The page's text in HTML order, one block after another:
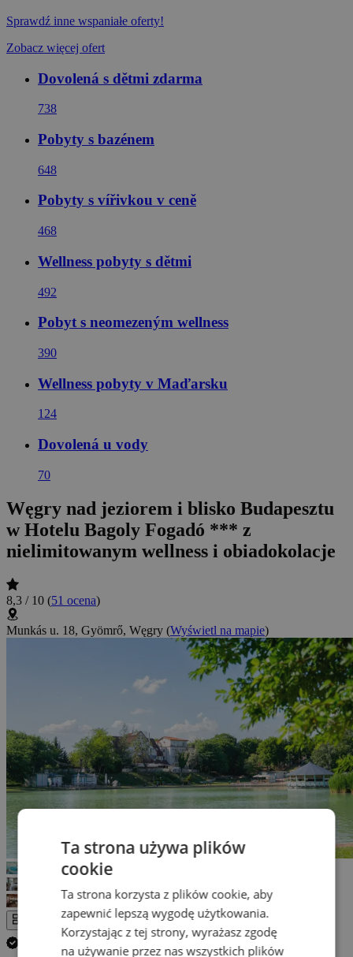
Sprawdź inne wspaniałe oferty!
Zobacz więcej ofert
Dovolená s dětmi zdarma
738
Pobyty s bazénem
648
Pobyty s vířivkou v ceně
468
Wellness pobyty s dětmi
492
Pobyt s neomezeným wellness
390
Wellness pobyty v Maďarsku
124
Dovolená u vody
70
Węgry nad jeziorem i blisko Budapesztu
w Hotelu Bagoly Fogadó *** z
nielimitowanym wellness i obiadokolacje
8,3 / 10 (51 ocena)
Munkás u. 18, Gyömrő, Węgry (Wyświetl na mapie)
Cała galeria
Anuluj swój pobyt GRATIS. Więcej informacji)
Ta strona używa plików
cookie
Ta strona korzysta z plików cookie, aby
zapewnić lepszą wygodę użytkowania.
Korzystając z tej strony, wyrażasz zgodę
na używanie przez nas wszystkich plików